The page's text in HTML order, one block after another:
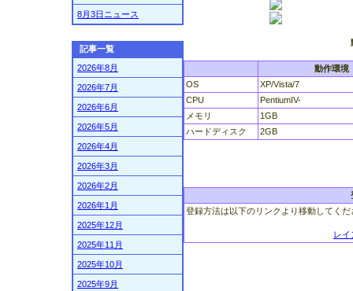
8月3日ニュース
記事一覧
2026年8月
2026年7月
2026年6月
2026年5月
2026年4月
2026年3月
2026年2月
2026年1月
2025年12月
2025年11月
2025年10月
2025年9月
動作環境
OS
XP/Vista/7
CPU
PentiumIV-
メモリ
1GB
ハードディスク
2GB
登録方法は以下のリンクより移動してくだ
レイ